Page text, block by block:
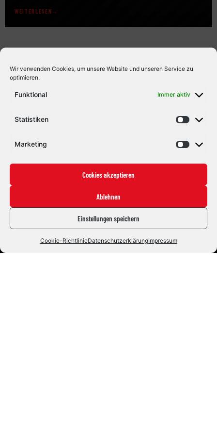
Wir verwenden Cookies, um unsere Website und unseren Service zu
optimieren.
Funktional Immer aktiv
Statistiken
Marketing
Cookies akzeptieren
Ablehnen
Einstellungen speichern
Cookie-RichtlinieDatenschutzerklärungImpressum
Testspiel vor heimischer Kulisse gegen den ESV Kaufbeuren
WEITERLESEN